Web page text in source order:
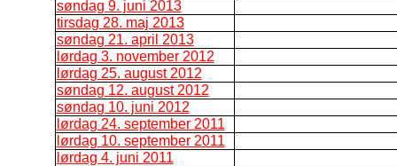
søndag 9. juni 2013
tirsdag 28. maj 2013
søndag 21. april 2013
lørdag 3. november 2012
lørdag 25. august 2012
søndag 12. august 2012
søndag 10. juni 2012
lørdag 24. september 2011
lørdag 10. september 2011
lørdag 4. juni 2011